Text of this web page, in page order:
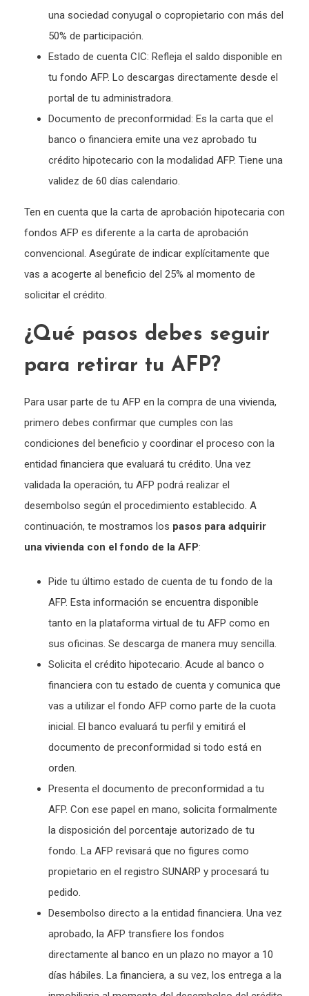
una sociedad conyugal o copropietario con más del
50% de participación.
Estado de cuenta CIC: Refleja el saldo disponible en
tu fondo AFP. Lo descargas directamente desde el
portal de tu administradora.
Documento de preconformidad: Es la carta que el
banco o financiera emite una vez aprobado tu
crédito hipotecario con la modalidad AFP. Tiene una
validez de 60 días calendario.
Ten en cuenta que la carta de aprobación hipotecaria con
fondos AFP es diferente a la carta de aprobación
convencional. Asegúrate de indicar explícitamente que
vas a acogerte al beneficio del 25% al momento de
solicitar el crédito.
¿Qué pasos debes seguir
para retirar tu AFP?
Para usar parte de tu AFP en la compra de una vivienda,
primero debes confirmar que cumples con las
condiciones del beneficio y coordinar el proceso con la
entidad financiera que evaluará tu crédito. Una vez
validada la operación, tu AFP podrá realizar el
desembolso según el procedimiento establecido. A
continuación, te mostramos los pasos para adquirir
una vivienda con el fondo de la AFP:
Pide tu último estado de cuenta de tu fondo de la
AFP. Esta información se encuentra disponible
tanto en la plataforma virtual de tu AFP como en
sus oficinas. Se descarga de manera muy sencilla.
Solicita el crédito hipotecario. Acude al banco o
financiera con tu estado de cuenta y comunica que
vas a utilizar el fondo AFP como parte de la cuota
inicial. El banco evaluará tu perfil y emitirá el
documento de preconformidad si todo está en
orden.
Presenta el documento de preconformidad a tu
AFP. Con ese papel en mano, solicita formalmente
la disposición del porcentaje autorizado de tu
fondo. La AFP revisará que no figures como
propietario en el registro SUNARP y procesará tu
pedido.
Desembolso directo a la entidad financiera. Una vez
aprobado, la AFP transfiere los fondos
directamente al banco en un plazo no mayor a 10
días hábiles. La financiera, a su vez, los entrega a la